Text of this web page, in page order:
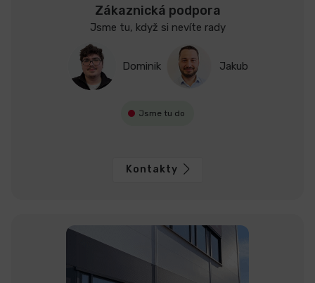
Zákaznická podpora
Jsme tu, když si nevíte rady
Dominik Jakub
Jsme tu do
Kontakty